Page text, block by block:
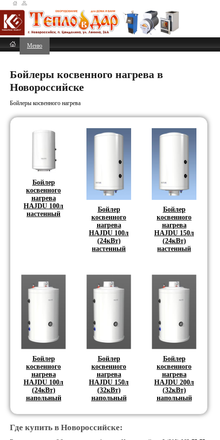
Меню
Бойлеры косвенного нагрева в
Новороссийске
Бойлеры косвенного нагрева
Бойлер
косвенного
нагрева
HAJDU 100л
настенный
Бойлер
косвенного
нагрева
HAJDU 100л
(24кВт)
настенный
Бойлер
косвенного
нагрева
HAJDU 150л
(24кВт)
настенный
Бойлер
косвенного
нагрева
HAJDU 100л
(24кВт)
напольный
Бойлер
косвенного
нагрева
HAJDU 150л
(32кВт)
напольный
Бойлер
косвенного
нагрева
HAJDU 200л
(32кВт)
напольный
Где купить в Новороссийске: